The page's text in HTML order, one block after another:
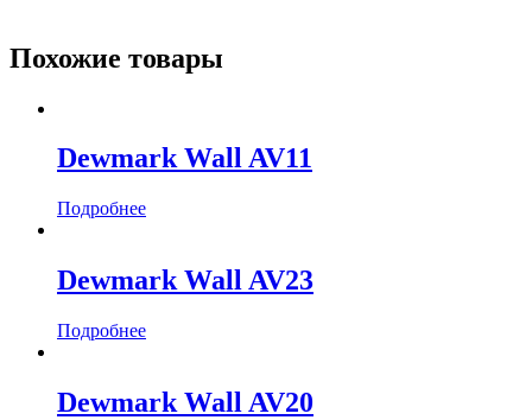
Похожие товары
Dewmark Wall AV11
Подробнее
Dewmark Wall AV23
Подробнее
Dewmark Wall AV20